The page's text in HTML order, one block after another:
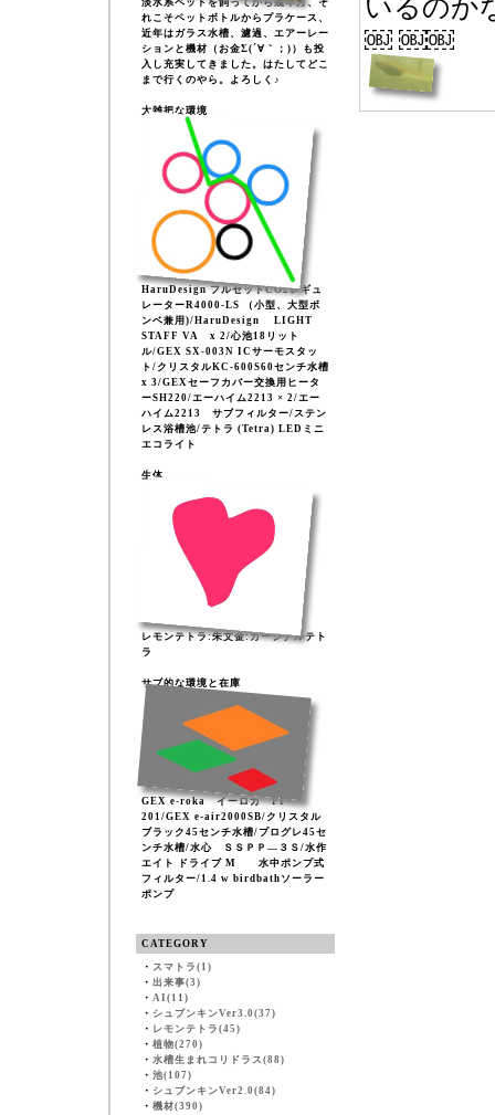
淡水系ペットを飼ってから幾年月、そ
れこそペットボトルからプラケース、
近年はガラス水槽、濾過、エアーレー
ションと機材（お金Σ(´∀｀；)）も投
入し充実してきました。はたしてどこ
まで行くのやら。よろしく♪
大雑把な環境
HaruDesign フルセットCO2レギュ
レーターR4000-LS （小型、大型ボ
ンベ兼用)/HaruDesign LIGHT
STAFF VA x 2/心池18リット
ル/GEX SX-003N ICサーモスタッ
ト/クリスタルKC-600S60センチ水槽
x 3/GEXセーフカバー交換用ヒータ
ーSH220/エーハイム2213 × 2/エー
ハイム2213 サブフィルター/ステン
レス浴槽池/テトラ (Tetra) LEDミニ
エコライト
生体
レモンテトラ:朱文金:カージナルテト
ラ
サブ的な環境と在庫
GEX e-roka イーロカ PF-
201/GEX e-air2000SB/クリスタル
ブラック45センチ水槽/プログレ45セ
ンチ水槽/水心 ＳＳＰＰ―３Ｓ/水作
エイト ドライブ M 水中ポンプ式
フィルター/1.4 w birdbathソーラー
ポンプ
CATEGORY
・ スマトラ(1)
・ 出来事(3)
・ AI(11)
・ シュブンキンVer3.0(37)
・ レモンテトラ(45)
・ 植物(270)
・ 水槽生まれコリドラス(88)
・ 池(107)
・ シュブンキンVer2.0(84)
・ 機材(390)
いるのか
￼ ￼￼